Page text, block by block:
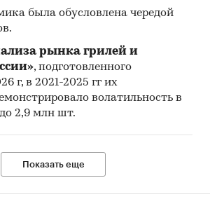
была обусловлена чередой
рынка грилей и
, подготовленного
г, в 2021-2025 гг их
волатильность в
2,9 млн шт.
Показать еще